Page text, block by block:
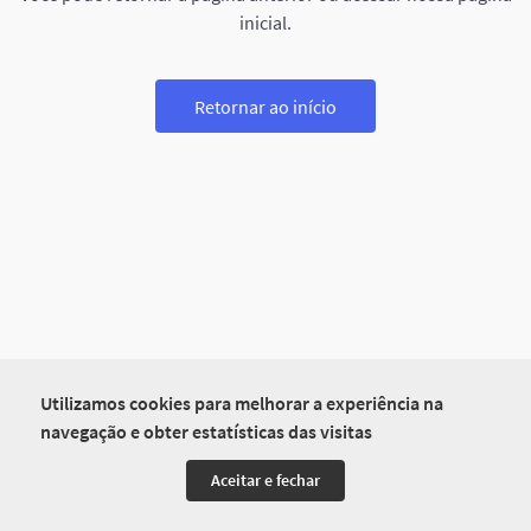
Utilizamos cookies para melhorar a experiência na
navegação e obter estatísticas das visitas
Aceitar e fechar
inicial.
Retornar ao início